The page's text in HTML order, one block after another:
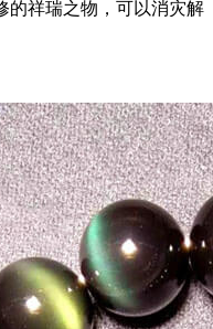
的祥瑞之物，可以消灾解